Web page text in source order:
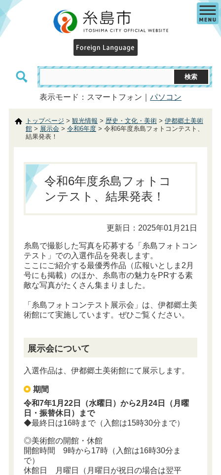
表示モード：スマートフォン｜ パソコン
トップページ > 観光情報 > 歴史・文化・美術> 伊都郷土美術
館> 展示会 > 令和6年度> 令和6年度糸島フォトコンテスト、
結果発表！
令和6年度糸島フォトコ
ンテスト、結果発表！
更新日：2025年01月21日
糸島で撮影した写真を応募する「糸島フォトコン
テスト」での入選作品を発表します。
ここにご紹介する最優秀作品（広報いとしま2月
号にも掲載）のほか、糸島市の魅力をPRする素
敵な写真がたくさん集まりました。
「糸島フォトコンテスト展示会」は、伊都郷土美
術館にて実施しています。ぜひご覧ください。
展示会について
入選作品は、伊都郷土美術館にて展示します。
期間
令和7年1月22日（水曜日）から2月24日（月曜
日・振替休日）まで
◆最終日は16時まで（入館は15時30分まで）
◎美術館の開館・休館
開館時間 9時から17時（入館は16時30分ま
で）
休館日 月曜日（月曜日が祝日の場合は翌平